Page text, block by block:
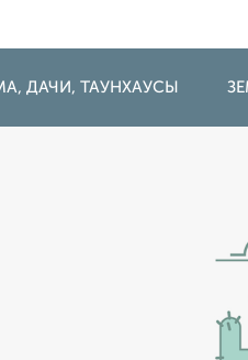
ДАЧИ, ТАУНХАУСЫ